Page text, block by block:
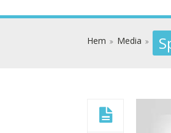
Hem Media